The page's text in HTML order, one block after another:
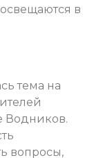
в
тема на
Водников.
вопросы,